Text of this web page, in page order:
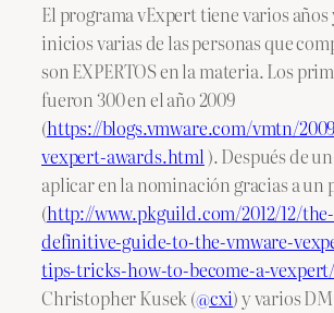
El programa vExpert tiene varios años
inicios varias de las personas que
son EXPERTOS en la materia. Los
fueron 300 en el año 2009
(https://blogs.vmware.com/vmtn/
vexpert-awards.html). Después de
aplicar en la nominación gracias a un
(http://www.pkguild.com/2012/12/
definitive-guide-to-the-vmware-
tips-tricks-how-to-become-a-
Christopher Kusek (@cxi) y varios